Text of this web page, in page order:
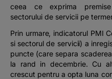
ceea ce exprima
sectorului de servicii pe
Prin urmare, indicatorul PMI
si sectorul de servicii) a
puncte (care separa
la rand in decembrie. Cu
crescut pentru a opta luna